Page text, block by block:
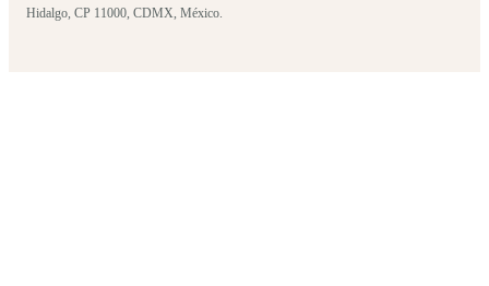
Hidalgo, CP 11000, CDMX, México.